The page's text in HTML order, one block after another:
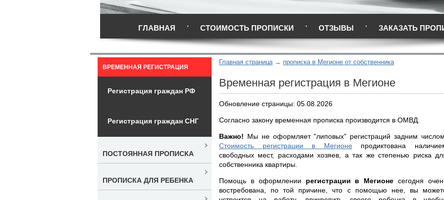
ГЛАВНАЯ СТОИМОСТЬ ПРОПИСКИ ОТЗЫВЫ ЗАКАЗАТЬ
Главная страница прописка в Мегионе от собственника
Временная регистрация в Мегионе
Обновление страницы: 05.08.2026
Согласно закону временная прописка производится в ОМВД.
Важно! Мы не оформляет "липовых" регистраций задним числом.
Стоимость регистрации в Мегионепродиктована
свободных мест, расходами хозяев, а так же степенью риска
собственника квартиры.
Помощь в оформлении регистрации в Мегионесегодня
востребована, по той причине, что с помощью нее, вы
ВРЕМЕННАЯ РЕГИСТРАЦИЯ
Регистрация граждан РФ
Регистрация граждан СНГ
ПОСТОЯННАЯ ПРОПИСКА
ПРОПИСКА ДЛЯ РЕБЕНКА